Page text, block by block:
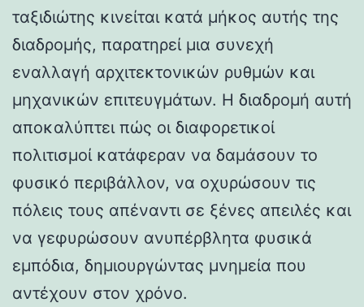
ταξιδιώτης κινείται κατά μήκος αυτής της
διαδρομής, παρατηρεί μια συνεχή
εναλλαγή αρχιτεκτονικών ρυθμών και
μηχανικών επιτευγμάτων. Η διαδρομή αυτή
αποκαλύπτει πώς οι διαφορετικοί
πολιτισμοί κατάφεραν να δαμάσουν το
φυσικό περιβάλλον, να οχυρώσουν τις
πόλεις τους απέναντι σε ξένες απειλές και
να γεφυρώσουν ανυπέρβλητα φυσικά
εμπόδια, δημιουργώντας μνημεία που
αντέχουν στον χρόνο.